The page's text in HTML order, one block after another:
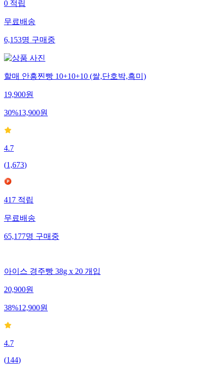
0적립
무료배송
6,153명구매중
할매 안흥찐빵 10+10+10 (쌀,단호박,흑미)
19,900원
30%13,900원
4.7
(1,673)
417적립
무료배송
65,177명구매중
아이스 경주빵 38g x 20 개입
20,900원
38%12,900원
4.7
(144)